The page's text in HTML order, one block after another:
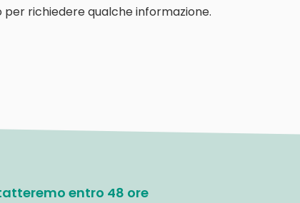
richiedere qualche informazione.
entro 48 ore